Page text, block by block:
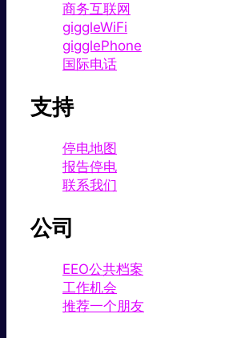
商务互联网
giggleWiFi
gigglePhone
国际电话
支持
停电地图
报告停电
联系我们
公司
EEO公共档案
工作机会
推荐一个朋友